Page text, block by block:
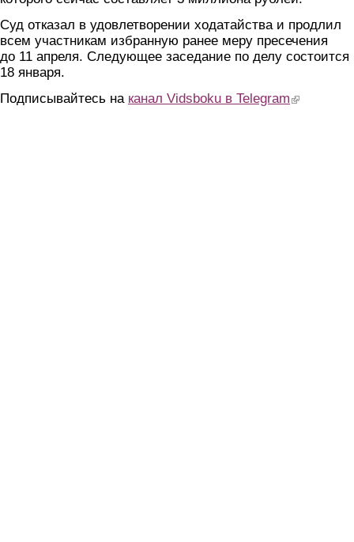
Суд отказал в удовлетворении ходатайства и продлил
всем участникам избранную ранее меру пресечения
до 11 апреля. Следующее заседание по делу состоится
18 января.
Подписывайтесь на канал Vidsboku в Telegram (link is